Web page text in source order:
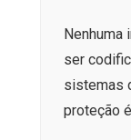
Nenhuma
ser
sistemas
proteção